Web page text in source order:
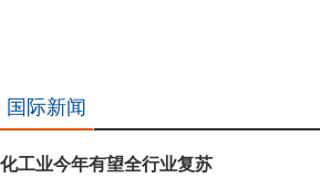
国际新闻
化工业今年有望全行业复苏